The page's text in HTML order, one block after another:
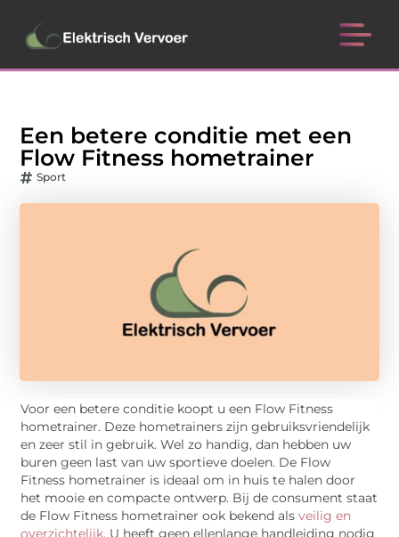
Een betere conditie met een
Flow Fitness hometrainer
Sport
Voor een betere conditie koopt u een Flow Fitness
hometrainer. Deze hometrainers zijn gebruiksvriendelijk
en zeer stil in gebruik. Wel zo handig, dan hebben uw
buren geen last van uw sportieve doelen. De Flow
Fitness hometrainer is ideaal om in huis te halen door
het mooie en compacte ontwerp. Bij de consument staat
de Flow Fitness hometrainer ook bekend alsveilig en
overzichtelijk. U heeft geen ellenlange handleiding nodig